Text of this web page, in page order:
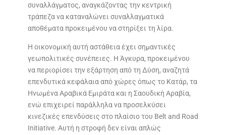
συναλλάγματος, αναγκάζοντας την κεντρική
τράπεζα να καταναλώνει συναλλαγματικά
αποθέματα προκειμένου να στηρίξει τη λίρα.
Η οικονομική αυτή αστάθεια έχει σημαντικές
γεωπολιτικές συνέπειες. Η Άγκυρα, προκειμένου
να περιορίσει την εξάρτηση από τη Δύση, αναζητά
επενδυτικά κεφάλαια από χώρες όπως το Κατάρ, τα
Ηνωμένα Αραβικά Εμιράτα και η Σαουδική Αραβία,
ενώ επιχειρεί παράλληλα να προσελκύσει
κινεζικές επενδύσεις στο πλαίσιο του Belt and Road
Initiative. Αυτή η στροφή δεν είναι απλώς